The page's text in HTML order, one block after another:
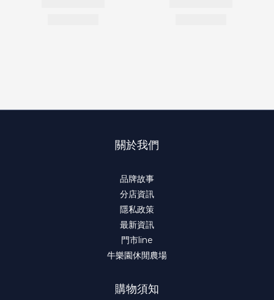
關於我們
品牌故事
分店資訊
隱私政策
最新資訊
門市line
牛樂園休閒農場
購物須知